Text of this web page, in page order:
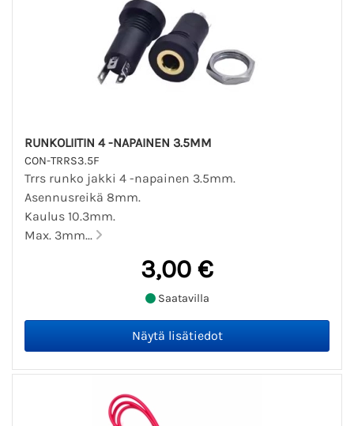
RUNKOLIITIN 4 -NAPAINEN 3.5MM
CON-TRRS3.5F
Trrs runko jakki 4 -napainen 3.5mm.
Asennusreikä 8mm.
Kaulus 10.3mm.
Max. 3mm...
3,00 €
Saatavilla